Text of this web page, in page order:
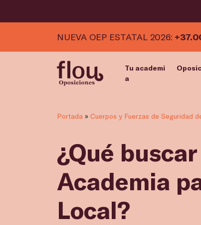
NUEVA OEP ESTATAL 2026:
Tu academi
a
Portada » Cuerpos y Fuerzas de Seguridad
¿Qué
Academia
Local?